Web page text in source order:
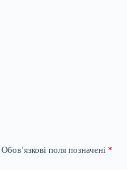
Обов’язкові поля позначені *